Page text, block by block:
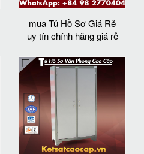
mua Tủ Hồ Sơ Giá Rẻ
uy tín chính hãng giá rẻ